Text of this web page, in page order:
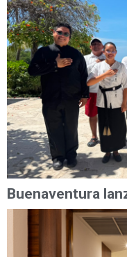
Buenaventura